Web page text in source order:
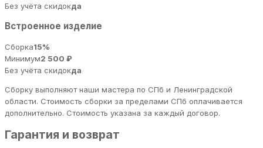
Без учёта скидокда
Встроенное изделие
Сборка15%
Минимум2 500 ₽
Без учёта скидокда
Сборку выполняют наши мастера по СПб и Ленинградской
области. Стоимость сборки за пределами СПб оплачивается
дополнительно. Стоимость указана за каждый договор.
Гарантия и возврат